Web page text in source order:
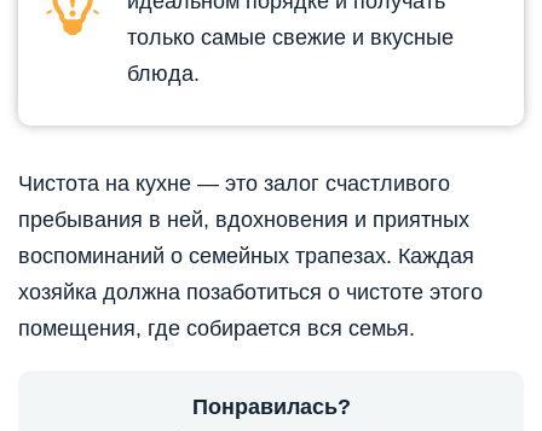
только самые свежие и вкусные
блюда.
Чистота на кухне — это залог счастливого
пребывания в ней, вдохновения и приятных
воспоминаний о семейных трапезах. Каждая
хозяйка должна позаботиться о чистоте этого
помещения, где собирается вся семья.
Понравилась?